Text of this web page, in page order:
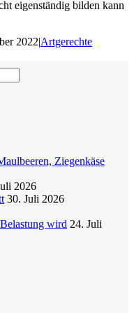
eigenständig bilden kann
2022|Artgerechte
Ziegenkäse
2026
30. Juli 2026
wird 24. Juli